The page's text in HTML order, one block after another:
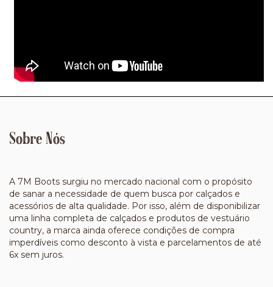
Sobre Nós
A 7M Boots surgiu no mercado nacional com o propósito
de sanar a necessidade de quem busca por calçados e
acessórios de alta qualidade. Por isso, além de disponibilizar
uma linha completa de calçados e produtos de vestuário
country, a marca ainda oferece condições de compra
imperdíveis como desconto à vista e parcelamentos de até
6x sem juros.